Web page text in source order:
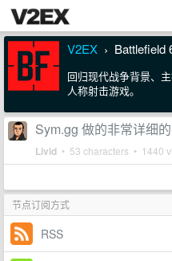
V2EX › Battlefield
回归现代战争背景、
人称射击游戏。
Sym.gg 做的非常详细
Livid • 53 characters • 1440
节点订阅方式
RSS